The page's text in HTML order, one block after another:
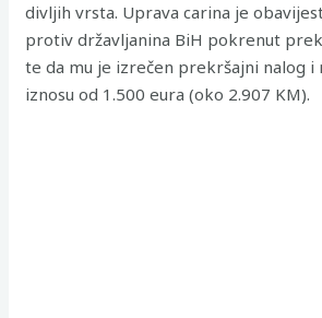
divljih vrsta. Uprava carina je
protiv državljanina BiH pokrenut
te da mu je izrečen prekršajni nalog i
iznosu od 1.500 eura (oko 2.907 KM).